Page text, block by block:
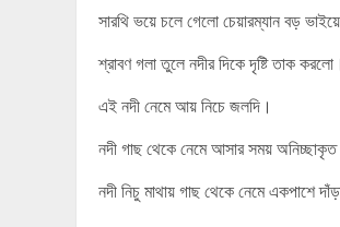
সারথি ভয়ে চলে গেলো চেয়ারম্যান বড়
শ্রাবণ গলা তুলে নদীর দিকে দৃষ্টি তাক
এই নদী নেমে আয় নিচে জলদি।
নদী গাছ থেকে নেমে আসার সময়
নদী নিচু মাথায় গাছ থেকে নেমে একপাশে